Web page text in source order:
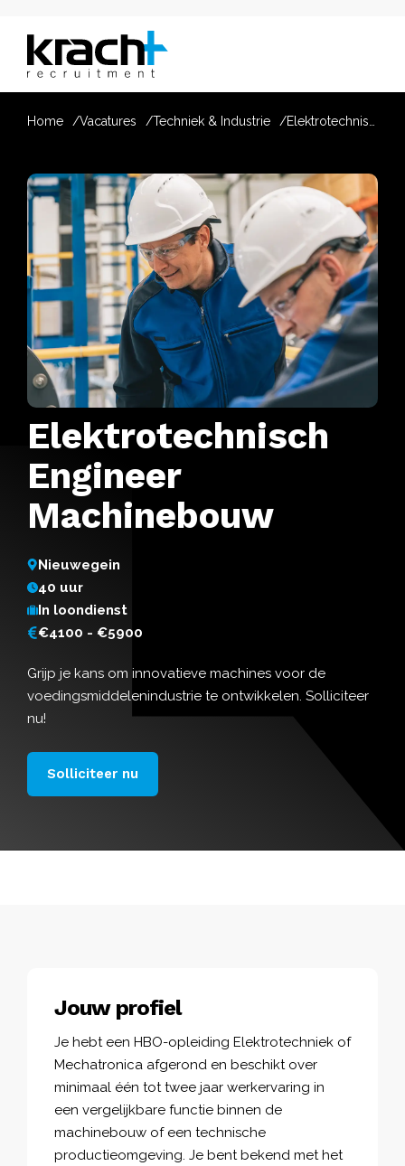
Home Vacatures Techniek & Industrie
Elektrotechnisch
Engineer
Machinebouw
Nieuwegein
40 uur
In loondienst
€4100 - €5900
Grijp je kans om innovatieve machines voor de
voedingsmiddelenindustrie te ontwikkelen. Solliciteer
nu!
Solliciteer nu
Jouw profiel
Je hebt een HBO-opleiding Elektrotechniek of
Mechatronica afgerond en beschikt over
minimaal één tot twee jaar werkervaring in
een vergelijkbare functie binnen de
machinebouw of een technische
productieomgeving. Je bent bekend met het